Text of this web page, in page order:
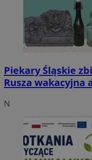
Piekary Śląskie
Rusza wakacyjna
N